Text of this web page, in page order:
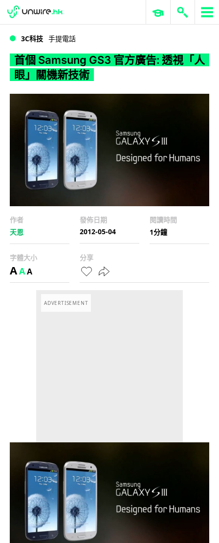
WWDC 2026 ERP 與商業 AI
3C科技 手提電話
首個 Samsung GS3 官方廣告: 透視「人
眼」關機新技術
作者
天恩
發佈日期
2012-05-04
閱讀時間
1分鐘
字體大小
AAA
分享
ADVERTISEMENT